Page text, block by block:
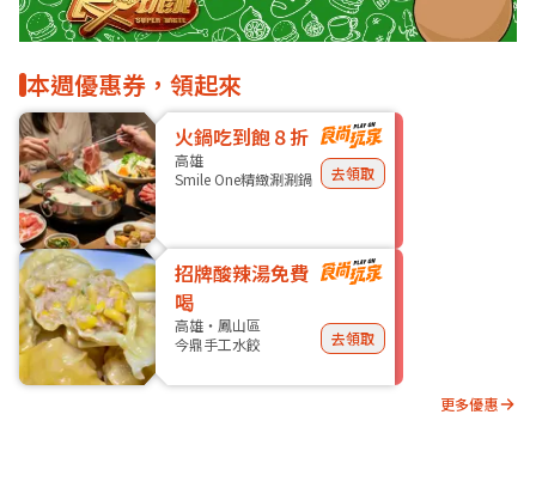
本週優惠券，領起來
火鍋吃到飽８折
高雄
Smile One精緻涮涮鍋
去領取
招牌酸辣湯免費
喝
高雄・鳳山區
今鼎手工水餃
去領取
更多優惠